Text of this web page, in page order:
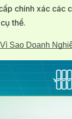
chính xác
thể.
Sao Doanh